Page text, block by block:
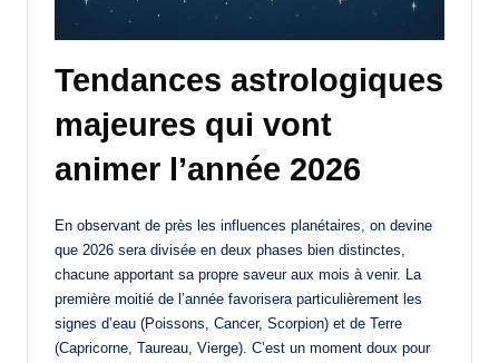
Tendances astrologiques
majeures qui vont
animer l’année 2026
En observant de près les influences planétaires, on devine
que 2026 sera divisée en deux phases bien distinctes,
chacune apportant sa propre saveur aux mois à venir. La
première moitié de l’année favorisera particulièrement les
signes d’eau (Poissons, Cancer, Scorpion) et de Terre
(Capricorne, Taureau, Vierge). C’est un moment doux pour